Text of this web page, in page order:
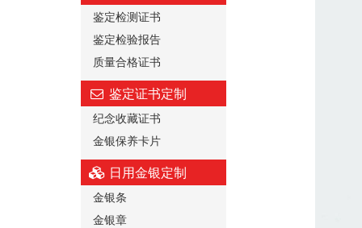
鉴定检测证书
鉴定检验报告
质量合格证书
鉴定证书定制
纪念收藏证书
金银保养卡片
日用金银定制
金银条
金银章